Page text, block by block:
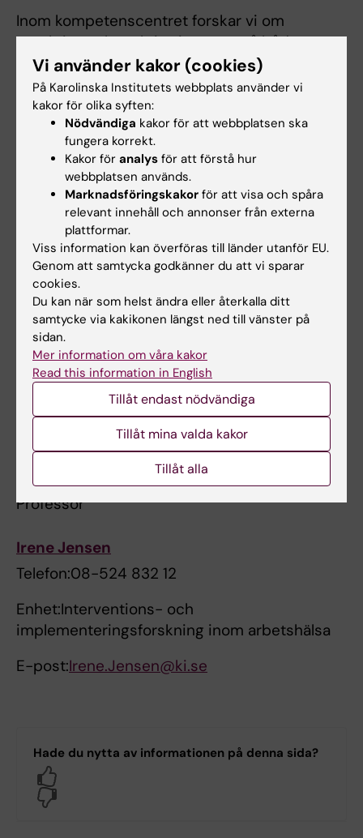
Inom kompetenscentret forskar vi om
proaktiva och reaktiva insatser på både
organisations- och individnivå med målet att
minska riskerna för arbetsrelaterad ohälsa
samt förbättra hälsan hos de anställda. Läs
mer på länken nedan.
Arbetshälsa i praktiken
Implementeringsgruppen
En referensgrupp med representanter från
enheten för interventions- och
implementeringsforskning, Sveriges
företagshälsor och praktiker inom intern och
extern företagshälsovård i Sverige.
Läs mer påhemsidan för Sveriges
företagshälsor
.
Kontaktperson
Professor
Irene Jensen
Telefon:08-524 832 12
Enhet:Interventions- och
implementeringsforskning inom arbetshälsa
E-post:Irene.Jensen@ki.se
Hade du nytta av informationen på denna sida?
Vi använder kakor (cookies)
På Karolinska Institutets webbplats använder vi
kakor för olika syften:
Nödvändiga kakor för att webbplatsen ska
fungera korrekt.
Kakor för analys för att förstå hur
webbplatsen används.
Marknadsföringskakor för att visa och spåra
relevant innehåll och annonser från externa
plattformar.
Viss information kan överföras till länder utanför EU.
Genom att samtycka godkänner du att vi sparar
cookies.
Du kan när som helst ändra eller återkalla ditt
samtycke via kakikonen längst ned till vänster på
sidan.
Mer information om våra kakor
Read this information in English
Tillåt endast nödvändiga
Tillåt mina valda kakor
Tillåt alla